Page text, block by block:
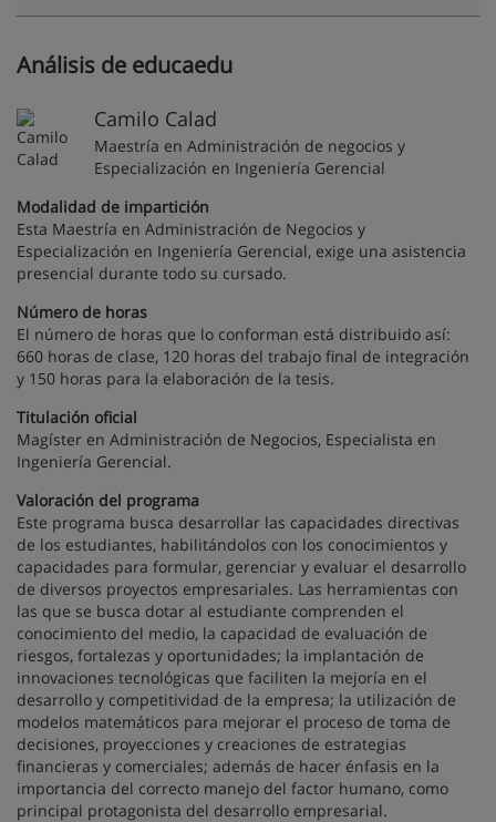
Análisis de educaedu
Camilo Calad
Maestría en Administración de negocios y
Especialización en Ingeniería Gerencial
Modalidad de impartición
Esta Maestría en Administración de Negocios y
Especialización en Ingeniería Gerencial, exige una asistencia
presencial durante todo su cursado.
Número de horas
El número de horas que lo conforman está distribuido así:
660 horas de clase, 120 horas del trabajo final de integración
y 150 horas para la elaboración de la tesis.
Titulación oficial
Magíster en Administración de Negocios, Especialista en
Ingeniería Gerencial.
Valoración del programa
Este programa busca desarrollar las capacidades directivas
de los estudiantes, habilitándolos con los conocimientos y
capacidades para formular, gerenciar y evaluar el desarrollo
de diversos proyectos empresariales. Las herramientas con
las que se busca dotar al estudiante comprenden el
conocimiento del medio, la capacidad de evaluación de
riesgos, fortalezas y oportunidades; la implantación de
innovaciones tecnológicas que faciliten la mejoría en el
desarrollo y competitividad de la empresa; la utilización de
modelos matemáticos para mejorar el proceso de toma de
decisiones, proyecciones y creaciones de estrategias
financieras y comerciales; además de hacer énfasis en la
importancia del correcto manejo del factor humano, como
principal protagonista del desarrollo empresarial.